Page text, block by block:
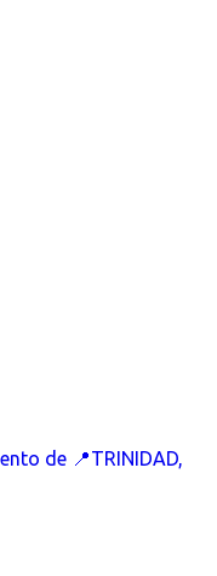
de 📍TRINIDAD,